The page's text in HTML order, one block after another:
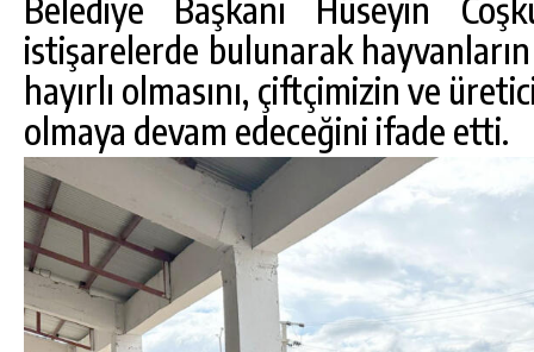
Belediye Başkanı Hüseyin
istişarelerde bulunarak
hayırlı olmasını, çiftçimizin ve
olmaya devam edeceğini ifade etti.